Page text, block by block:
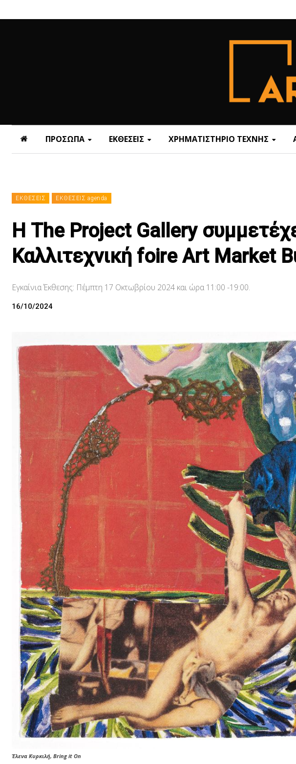
ΠΡΟΣΩΠΑ ΕΚΘΕΣΕΙΣ ΧΡΗΜΑΤΙΣΤΗΡΙΟ ΤΕΧΝΗΣ
ΕΚΘΕΣΕΙΣ ΕΚΘΕΣΕΙΣ agenda
Η The Project Gallery
Καλλιτεχνική foire Art Market
Εγκαίνια Έκθεσης: Πέμπτη 17 Οκτωβρίου 2024 και ώρα 11:00 -19:00.
16/10/2024
Έλενα Κυρκιλή, Bring it On